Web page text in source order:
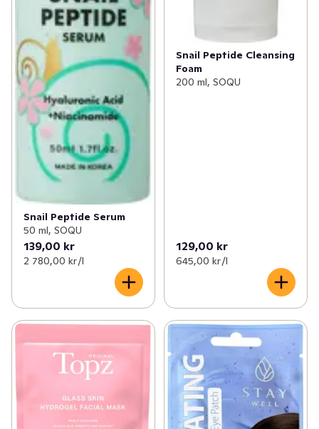
Snail Peptide Serum
50 ml, SOQU
139,00 kr
2 780,00 kr /l
Snail Peptide Cleansing
Foam
200 ml, SOQU
129,00 kr
645,00 kr /l